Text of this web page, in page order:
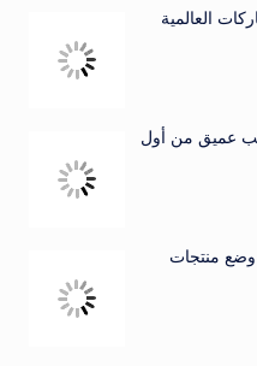
العالمية
عميق من أول
منتجات